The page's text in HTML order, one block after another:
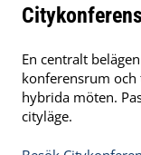
En centralt
konferensrum
hybrida möten.
cityläge.